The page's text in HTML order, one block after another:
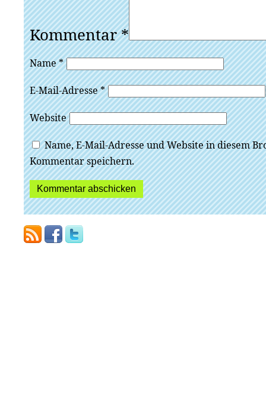
Kommentar*
Name*
E-Mail-Adresse*
Website
Name, E-Mail-Adresse und Website in diesem
Kommentar speichern.